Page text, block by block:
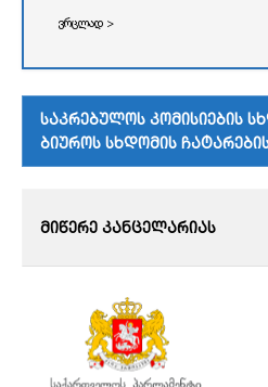
ვრცლად >
საკრებულოს კომისიების
ბიუროს სხდომის
მიწერე კანცელარიას